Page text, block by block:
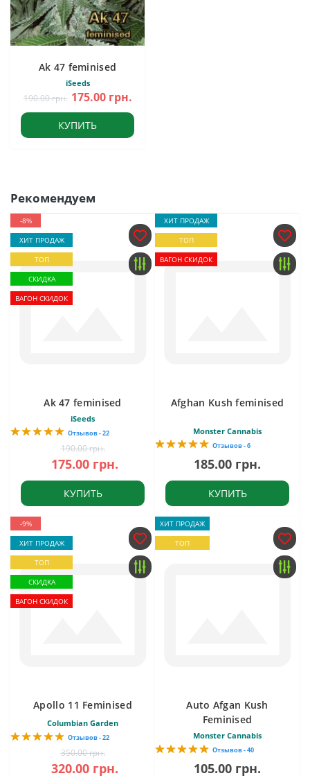
Ak 47 feminised
iSeeds
190.00 грн. 175.00 грн.
КУПИТЬ
Рекомендуем
-8%
ХИТ ПРОДАЖ
ТОП
СКИДКА
ВАГОН СКИДОК
Ak 47 feminised
iSeeds
Отзывов - 22
190.00 грн.
175.00 грн.
КУПИТЬ
ХИТ ПРОДАЖ
ТОП
ВАГОН СКИДОК
Afghan Kush feminised
Monster Cannabis
Отзывов - 6
185.00 грн.
КУПИТЬ
-9%
ХИТ ПРОДАЖ
ТОП
СКИДКА
ВАГОН СКИДОК
Apollo 11 Feminised
Columbian Garden
Отзывов - 22
350.00 грн.
320.00 грн.
ХИТ ПРОДАЖ
ТОП
Auto Afgan Kush
Feminised
Monster Cannabis
Отзывов - 40
105.00 грн.